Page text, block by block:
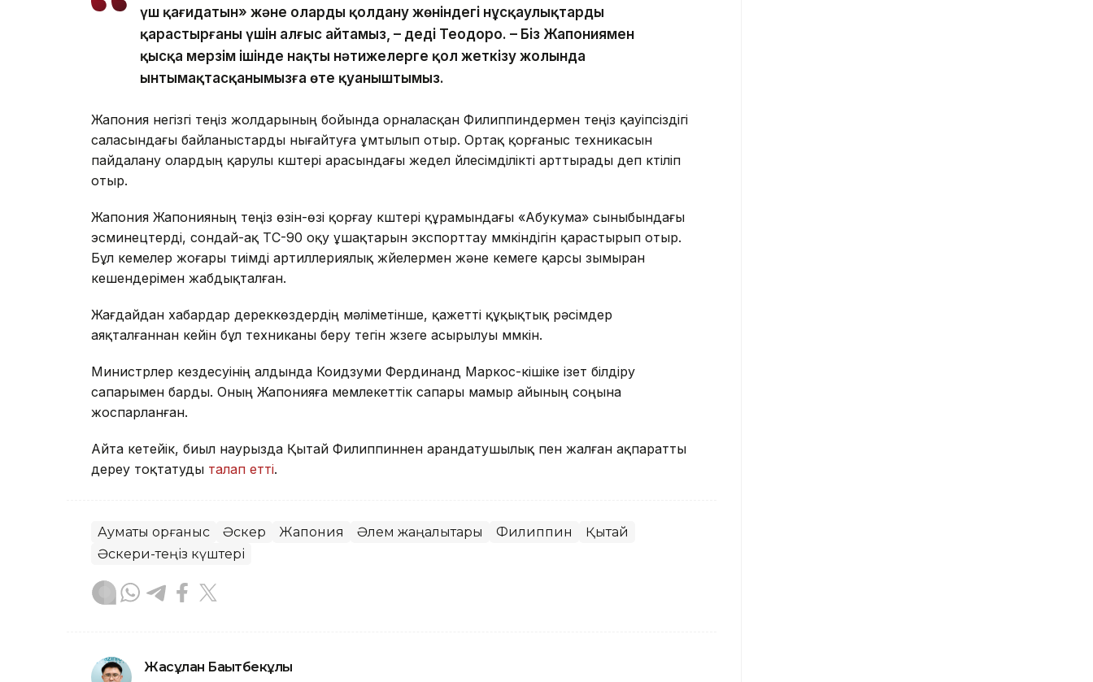
үш қағидатын» және оларды қолдану жөніндегі нұсқаулықтарды
қарастырғаны үшін алғыс айтамыз, – деді Теодоро. – Біз Жапониямен
қысқа мерзім ішінде нақты нәтижелерге қол жеткізу жолында
ынтымақтасқанымызға өте қуаныштымыз.
Жапония негізгі теңіз жолдарының бойында орналасқан Филиппиндермен теңіз қауіпсіздігі
саласындағы байланыстарды нығайтуға ұмтылып отыр. Ортақ қорғаныс техникасын
пайдалану олардың қарулы күштері арасындағы жедел үйлесімділікті арттырады деп күтіліп
отыр.
Жапония Жапонияның теңіз өзін-өзі қорғау күштері құрамындағы «Абукума» сыныбындағы
эсминецтерді, сондай-ақ TC-90 оқу ұшақтарын экспорттау мүмкіндігін қарастырып отыр.
Бұл кемелер жоғары тиімді артиллериялық жүйелермен және кемеге қарсы зымыран
кешендерімен жабдықталған.
Жағдайдан хабардар дереккөздердің мәліметінше, қажетті құқықтық рәсімдер
аяқталғаннан кейін бұл техниканы беру тегін жүзеге асырылуы мүмкін.
Министрлер кездесуінің алдында Коидзуми Фердинанд Маркос-кішіке ізет білдіру
сапарымен барды. Оның Жапонияға мемлекеттік сапары мамыр айының соңына
жоспарланған.
Айта кетейік, биыл наурызда Қытай Филиппиннен арандатушылық пен жалған ақпаратты
дереу тоқтатуды талап етті.
Аумақтық қорғаныс Әскер Жапония Әлем жаңалықтары Филиппин
Қытай
Әскери-теңіз күштері
Жасұлан Бақытбекұлы